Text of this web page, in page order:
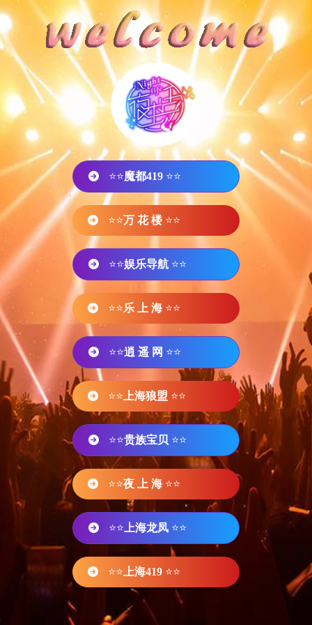
⭐⭐魔都419 ⭐⭐
⭐⭐万 花 楼 ⭐⭐
⭐⭐娱乐导航 ⭐⭐
⭐⭐乐 上 海 ⭐⭐
⭐⭐逍 遥 网 ⭐⭐
⭐⭐ 上海狼盟 ⭐⭐
⭐⭐贵族宝贝 ⭐⭐
⭐⭐夜 上 海 ⭐⭐
⭐⭐ 上海龙凤 ⭐⭐
⭐⭐ 上海419 ⭐⭐